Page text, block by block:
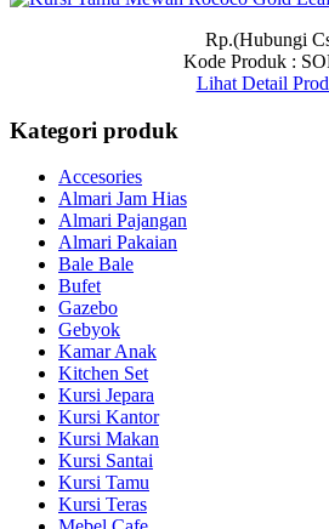
Rp.(Hubungi
Kode Produk :
Lihat Detail
Kategori produk
Accesories
Almari Jam Hias
Almari Pajangan
Almari Pakaian
Bale Bale
Bufet
Gazebo
Gebyok
Kamar Anak
Kitchen Set
Kursi Jepara
Kursi Kantor
Kursi Makan
Kursi Santai
Kursi Tamu
Kursi Teras